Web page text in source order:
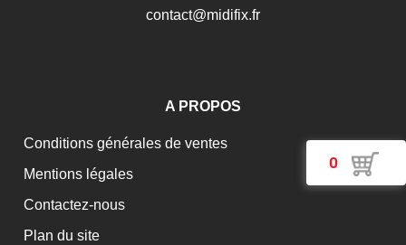
0
contact@midifix.fr
A PROPOS
Conditions générales de ventes
Mentions légales
Contactez-nous
Plan du site